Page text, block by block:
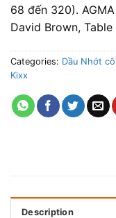
68 đến 320).
David Brown,
Categories: Dầu Nhớt
Kixx
Description